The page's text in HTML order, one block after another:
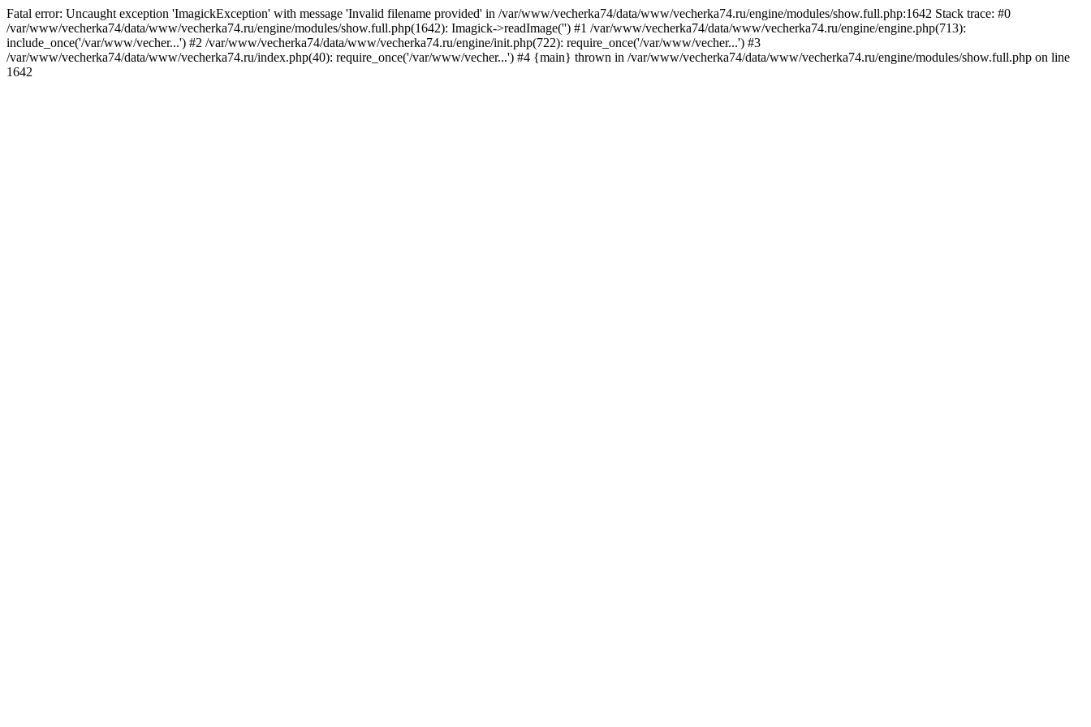
Fatal error: Uncaught exception 'ImagickException' with message 'Invalid filename provided' in /var/www/vecherka74/data/www/vecherka74.ru/engine/modules/show.full.php:1642 Stack trace: #0
/var/www/vecherka74/data/www/vecherka74.ru/engine/modules/show.full.php(1642): Imagick->readImage('') #1 /var/www/vecherka74/data/www/vecherka74.ru/engine/engine.php(713):
include_once('/var/www/vecher...') #2 /var/www/vecherka74/data/www/vecherka74.ru/engine/init.php(722): require_once('/var/www/vecher...') #3
/var/www/vecherka74/data/www/vecherka74.ru/index.php(40): require_once('/var/www/vecher...') #4 {main} thrown in /var/www/vecherka74/data/www/vecherka74.ru/engine/modules/show.full.php on line
1642